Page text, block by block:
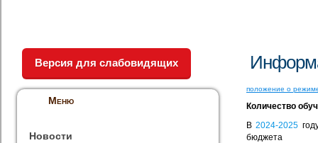
Версия для слабовидящих
Меню
Новости
положение о
Количество
В 2024-2025
бюджета